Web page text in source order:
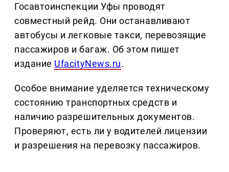
Госавтоинспекции Уфы проводят
совместный рейд. Они останавливают
автобусы и легковые такси, перевозящие
пассажиров и багаж. Об этом пишет
издание UfacityNews.ru.
Особое внимание уделяется техническому
состоянию транспортных средств и
наличию разрешительных документов.
Проверяют, есть ли у водителей лицензии
и разрешения на перевозку пассажиров.